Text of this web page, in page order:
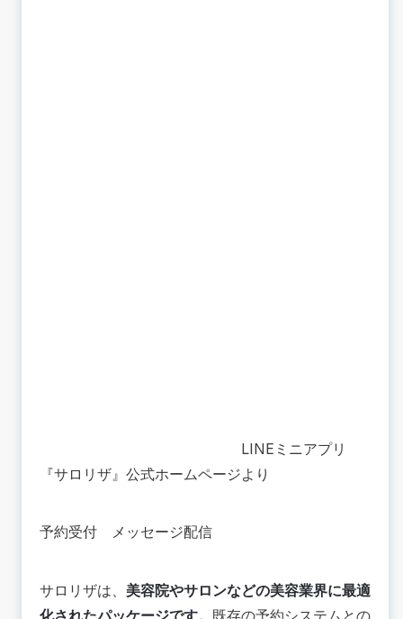
LINEミニアプリ
『サロリザ』公式ホームページより
予約受付 メッセージ配信
サロリザは、 美容院やサロンなどの美容業界に最適
化されたパッケージです。 既存の予約システムとの